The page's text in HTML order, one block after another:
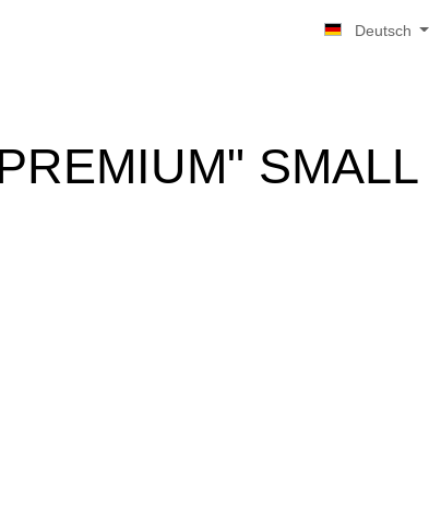
Deutsch
SMALL